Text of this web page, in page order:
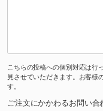
こちらの投稿への個別対応は行
見させていただきます。お客様
す。
ご注文にかかわるお問い合